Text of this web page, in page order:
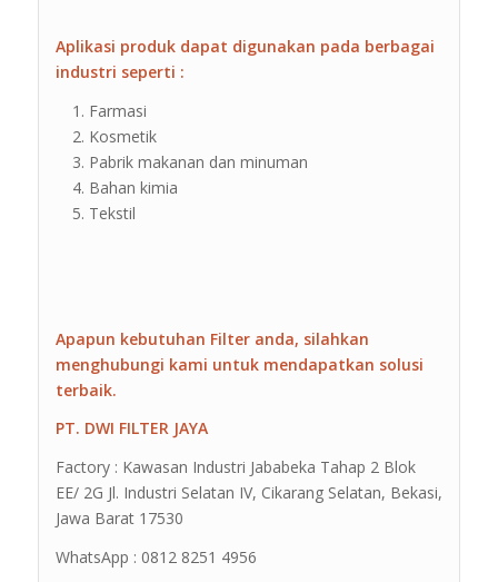
Aplikasi produk dapat digunakan pada berbagai
industri seperti :
Farmasi
Kosmetik
Pabrik makanan dan minuman
Bahan kimia
Tekstil
Apapun kebutuhan Filter anda, silahkan
menghubungi kami untuk mendapatkan solusi
terbaik.
PT. DWI FILTER JAYA
Factory : Kawasan Industri Jababeka Tahap 2 Blok
EE/ 2G Jl. Industri Selatan IV, Cikarang Selatan, Bekasi,
Jawa Barat 17530
WhatsApp : 0812 8251 4956